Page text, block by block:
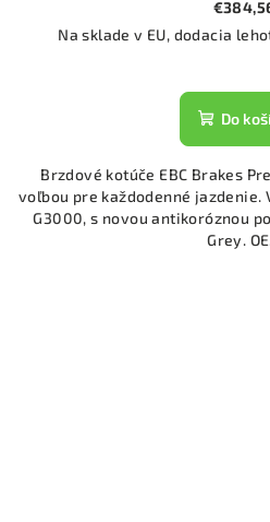
Na sklade v EU, dodacia
Do
Brzdové kotúče EBC Brakes
voľbou pre každodenné
G3000, s novou antikoróznou
Grey.